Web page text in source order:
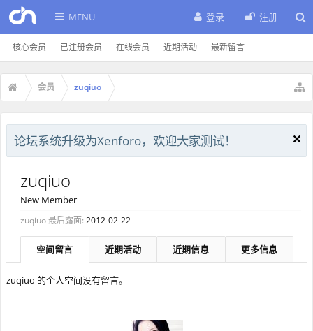
MENU
核心会员 已注册会员 在线会员 近期活动 最新留言
登录 注册
会员 zuqiuo
论坛系统升级为Xenforo，欢迎大家测试！
zuqiuo
New Member
zuqiuo 最后露面: 2012-02-22
空间留言 近期活动 近期信息 更多信息
zuqiuo 的个人空间没有留言。